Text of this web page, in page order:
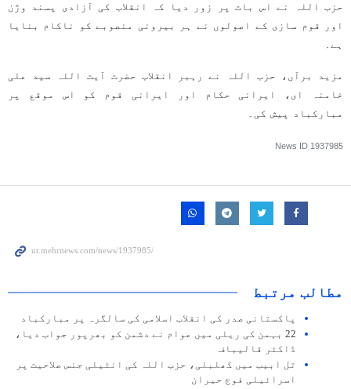
حزب اللہ نے اس بات پر زور دیا کہ انقلاب کی آزادی پسند وژن
اور قوم سازی کے اصولوں نے ہر بیرونی منصوبے کو ناکام بنایا
ہے۔
مزید برآں، حزب اللہ نے رہبر انقلاب حضرت آیت اللہ سید علی
خامنہ ای، ایرانی حکام اور ایرانی قوم کو اس موقع پر
مبارکباد پیش کی۔
News ID 1937985
مطالب مرتبط
پاکستانی صدر کی انقلاب اسلامی کی سالگرہ پر مبارکباد
22 بہمن کی ریلی میں عوام نے دشمن کو بھرپور جواب دیا،
ڈاکٹر قالیباف
تل ابیب میں کھلبلی، حزب اللہ کی انٹیلی جنس صلاحیت پر
اسرائیلی فوج حیران